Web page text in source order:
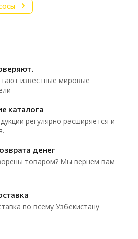
известные мировые
каталога
регулярно расширяется и
денег
товаром? Мы вернем вам
по всему Узбекистану